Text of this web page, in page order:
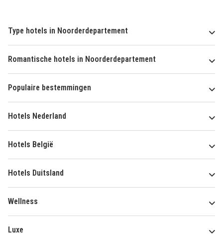
Type hotels in Noorderdepartement
Romantische hotels in Noorderdepartement
Populaire bestemmingen
Hotels Nederland
Hotels België
Hotels Duitsland
Wellness
Luxe